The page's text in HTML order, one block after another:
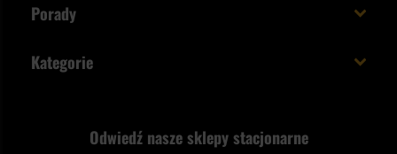
Status zamówienia
Wysyłka za granicę
Reklamacje i gwarancja
Unboxing Militaria.pl
Logowanie
Odwiedź nasze sklepy stacjonarne
Polityka prywatności
Kupony i kody rabatowe
Porady
Kategorie
Samoobrona